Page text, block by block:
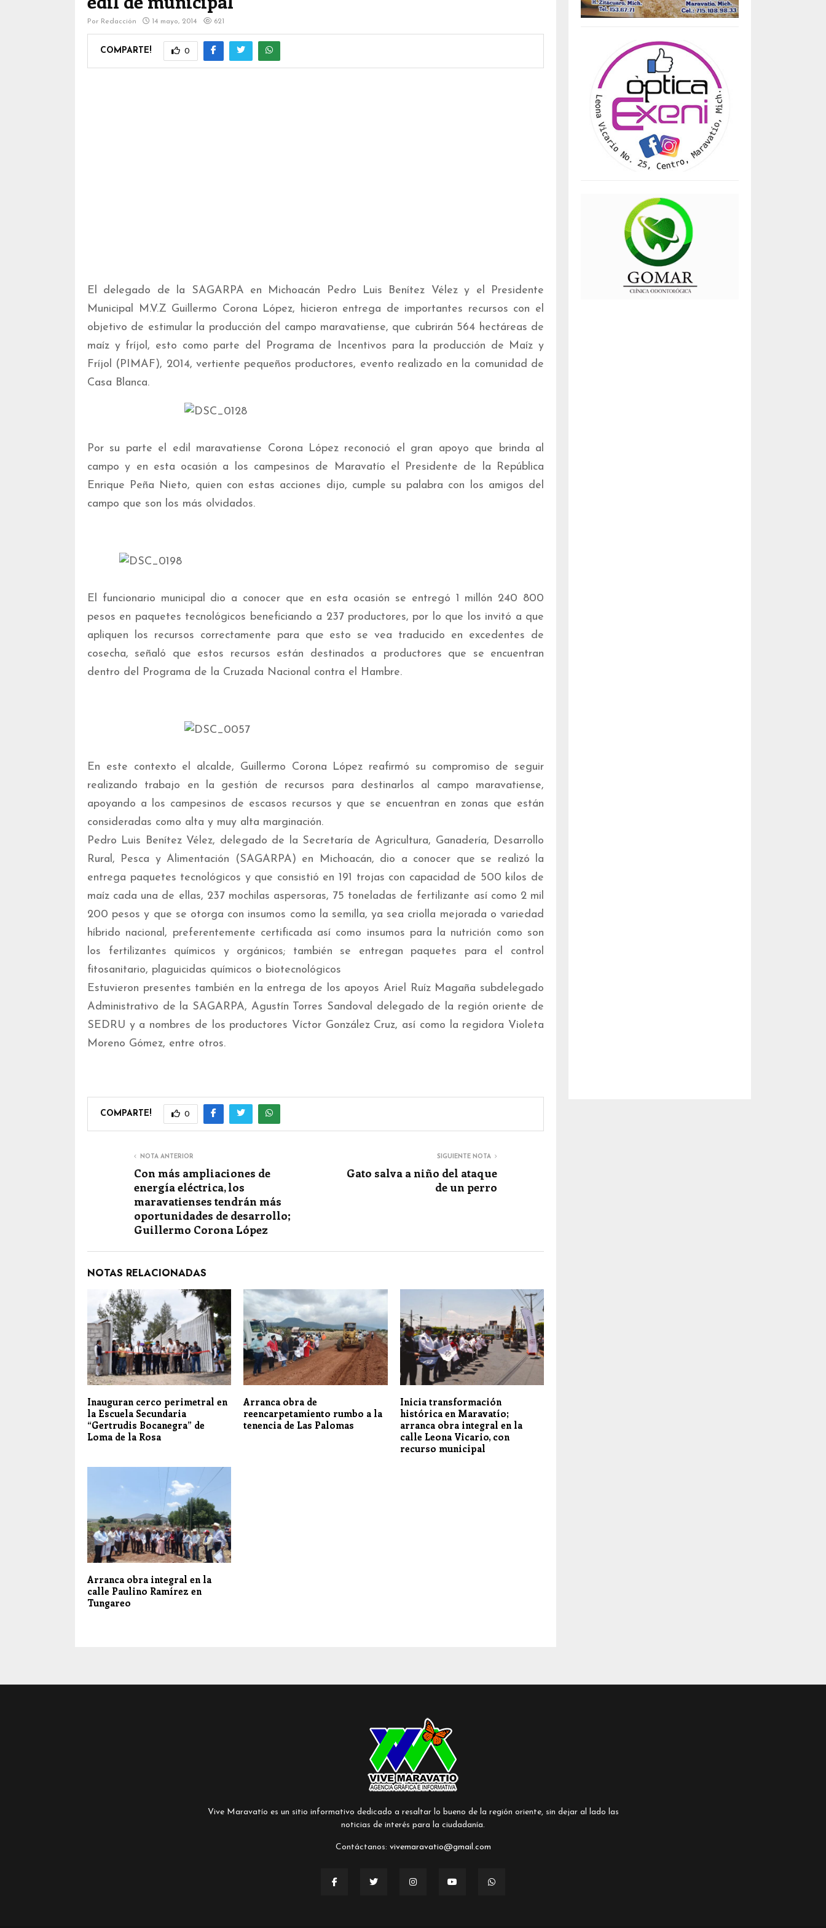
Por Redacción 14 mayo, 2014 621
COMPARTE! 0
El delegado de la SAGARPA en Michoacán Pedro Luis Benítez Vélez y el Presidente
Municipal M.V.Z Guillermo Corona López, hicieron entrega de importantes recursos con el
objetivo de estimular la producción del campo maravatiense, que cubrirán 564 hectáreas de
maíz y fríjol, esto como parte del Programa de Incentivos para la producción de Maíz y
Fríjol (PIMAF), 2014, vertiente pequeños productores, evento realizado en la comunidad de
Casa Blanca.
Por su parte el edil maravatiense Corona López reconoció el gran apoyo que brinda al
campo y en esta ocasión a los campesinos de Maravatío el Presidente de la República
Enrique Peña Nieto, quien con estas acciones dijo, cumple su palabra con los amigos del
campo que son los más olvidados.
El funcionario municipal dio a conocer que en esta ocasión se entregó 1 millón 240 800
pesos en paquetes tecnológicos beneficiando a 237 productores, por lo que los invitó a que
apliquen los recursos correctamente para que esto se vea traducido en excedentes de
cosecha, señaló que estos recursos están destinados a productores que se encuentran
dentro del Programa de la Cruzada Nacional contra el Hambre.
En este contexto el alcalde, Guillermo Corona López reafirmó su compromiso de seguir
realizando trabajo en la gestión de recursos para destinarlos al campo maravatiense,
apoyando a los campesinos de escasos recursos y que se encuentran en zonas que están
consideradas como alta y muy alta marginación.
Pedro Luis Benítez Vélez, delegado de la Secretaría de Agricultura, Ganadería, Desarrollo
Rural, Pesca y Alimentación (SAGARPA) en Michoacán, dio a conocer que se realizó la
entrega paquetes tecnológicos y que consistió en 191 trojas con capacidad de 500 kilos de
maíz cada una de ellas, 237 mochilas aspersoras, 75 toneladas de fertilizante así como 2 mil
200 pesos y que se otorga con insumos como la semilla, ya sea criolla mejorada o variedad
híbrido nacional, preferentemente certificada así como insumos para la nutrición como son
los fertilizantes químicos y orgánicos; también se entregan paquetes para el control
fitosanitario, plaguicidas químicos o biotecnológicos
Estuvieron presentes también en la entrega de los apoyos Ariel Ruíz Magaña subdelegado
Administrativo de la SAGARPA, Agustín Torres Sandoval delegado de la región oriente de
SEDRU y a nombres de los productores Víctor González Cruz, así como la regidora Violeta
Moreno Gómez, entre otros.
COMPARTE! 0
NOTA ANTERIOR
Con más ampliaciones de
energía eléctrica, los
maravatienses tendrán más
oportunidades de desarrollo;
Guillermo Corona López
SIGUIENTE NOTA
Gato salva a niño del ataque
de un perro
NOTAS RELACIONADAS
Inauguran cerco perimetral en
la Escuela Secundaria
“Gertrudis Bocanegra” de
Loma de la Rosa
Arranca obra de
reencarpetamiento rumbo a la
tenencia de Las Palomas
Inicia transformación
histórica en Maravatío;
arranca obra integral en la
calle Leona Vicario, con
recurso municipal
Arranca obra integral en la
calle Paulino Ramírez en
Tungareo
Vive Maravatío es un sitio informativo dedicado a resaltar lo bueno de la región oriente, sin dejar al lado las
noticias de interés para la ciudadanía.
Contáctanos: vivemaravatio@gmail.com